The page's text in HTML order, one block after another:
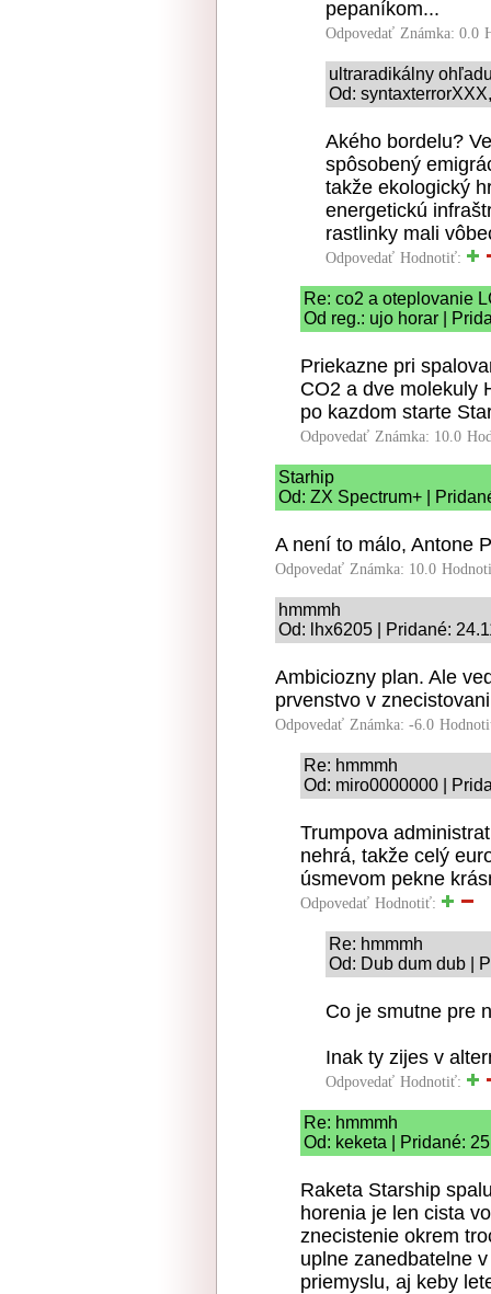
pepaníkom...
Odpovedať Známka: 0.0
ultraradikálny
Od:
Akého bordelu?
spôsobený
takže ekologický
energetickú
rastlinky mali
Odpovedať Hodnotiť:
Re: co2 a oteplovanie
Od reg.: ujo horar |
Priekazne pri
CO2 a dve molekuly
po kazdom starte
Odpovedať Známka: 10.0
Starhip
Od: ZX Spectrum+ |
A není to málo, Antone
Odpovedať Známka: 10.0
hmmmh
Od: lhx6205 | Pridané:
Ambiciozny plan. Ale
prvenstvo v
Odpovedať Známka: -6.0
Re: hmmmh
Od: miro0000000 |
Trumpova
nehrá, takže celý
úsmevom pekne
Odpovedať Hodnotiť:
Re: hmmmh
Od: Dub dum dub |
Co je smutne pre
Inak ty zijes v
Odpovedať Hodnotiť:
Re: hmmmh
Od: keketa | Pridané:
Raketa Starship
horenia je len cista
znecistenie okrem
uplne zanedbatelne
priemyslu, aj keby